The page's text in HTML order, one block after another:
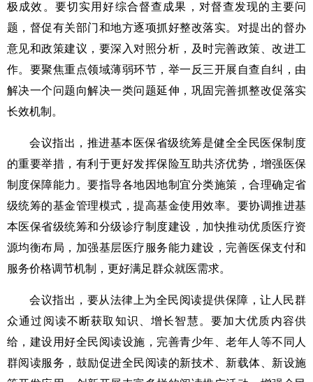
极成效。要切实用好综合督查成果，对督查发现的主要问
题，督促有关部门和地方逐项抓好整改落实。对提出的督办
意见和政策建议，要深入对照分析，及时完善政策、改进工
作。要聚焦重点领域薄弱环节，举一反三开展自查自纠，由
解决一个问题向解决一类问题延伸，巩固完善抓整改促落实
长效机制。
会议指出，推进基本医保省级统筹是健全全民医保制度
的重要举措，有利于更好发挥保险互助共济优势，增强医保
制度保障能力。要指导各地因地制宜分类施策，合理确定省
级统筹的基金管理模式，提高基金使用效率。要协调推进基
本医保省级统筹和分级诊疗制度建设，加快推动优质医疗资
源均衡布局，加强基层医疗服务能力建设，完善医保支付和
服务价格调节机制，更好满足群众就医需求。
会议指出，要从法律上为全民阅读提供保障，让人民群
众通过阅读不断获取知识、增长智慧。要加大优质内容供
给，建设用好全民阅读设施，完善青少年、老年人等不同人
群阅读服务，鼓励促进全民阅读的新技术、新载体、新设施